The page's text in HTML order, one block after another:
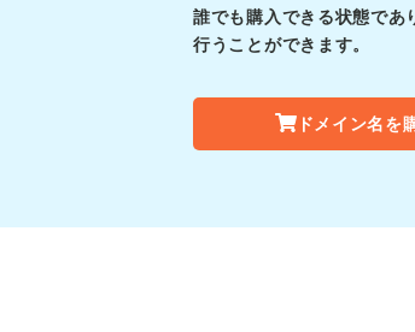
誰でも購入できる状態であ
行うことができます。
ドメイン名を